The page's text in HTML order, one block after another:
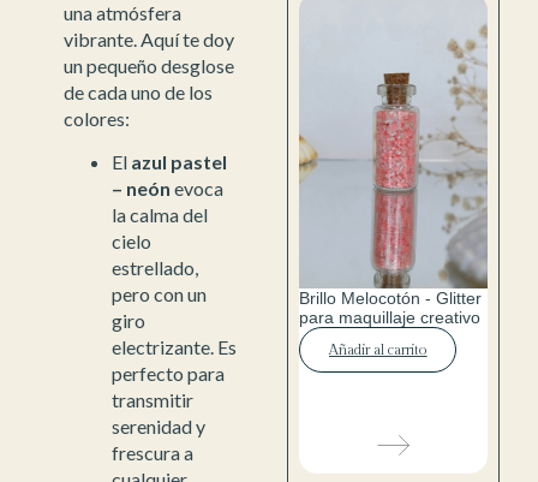
una atmósfera
vibrante. Aquí te doy
un pequeño desglose
de cada uno de los
colores:
El azul pastel
– neón evoca
la calma del
cielo
estrellado,
pero con un
giro
electrizante. Es
perfecto para
transmitir
serenidad y
frescura a
Brillo Melocotón - Glitter
para maquillaje creativo
Añadir al carrito